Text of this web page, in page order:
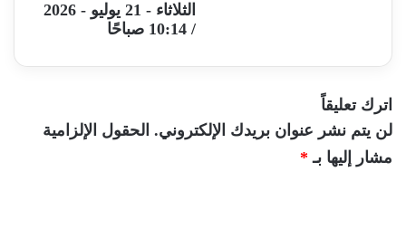
الثلاثاء - 21 يوليو - 2026
/ 10:14 صباحًا
اترك تعليقاً
لن يتم نشر عنوان بريدك الإلكتروني. الحقول الإلزامية
مشار إليها بـ *